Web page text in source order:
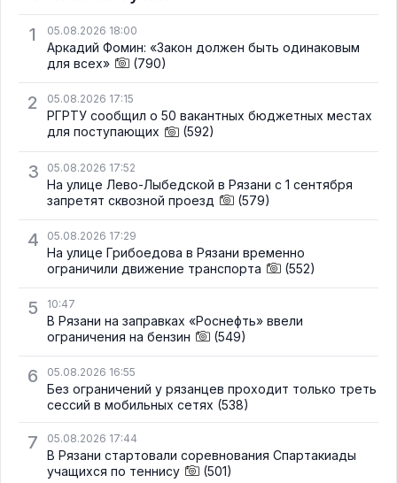
1
05.08.2026 18:00
Аркадий Фомин: «Закон должен быть одинаковым
для всех»
(790)
2 05.08.2026 17:15
РГРТУ сообщил о 50 вакантных бюджетных местах
для поступающих
(592)
3 05.08.2026 17:52
На улице Лево-Лыбедской в Рязани с 1 сентября
запретят сквозной проезд
(579)
4 05.08.2026 17:29
На улице Грибоедова в Рязани временно
ограничили движение транспорта
(552)
5 10:47
В Рязани на заправках «Роснефть» ввели
ограничения на бензин
(549)
6 05.08.2026 16:55
Без ограничений у рязанцев проходит только треть
сессий в мобильных сетях (538)
7 05.08.2026 17:44
В Рязани стартовали соревнования Спартакиады
учащихся по теннису
(501)